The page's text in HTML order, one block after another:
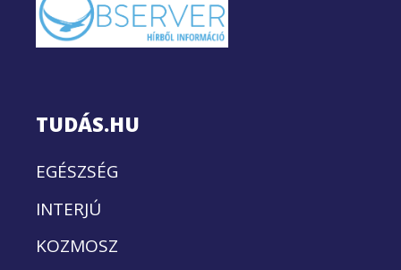
TUDÁS.HU
EGÉSZSÉG
INTERJÚ
KOZMOSZ